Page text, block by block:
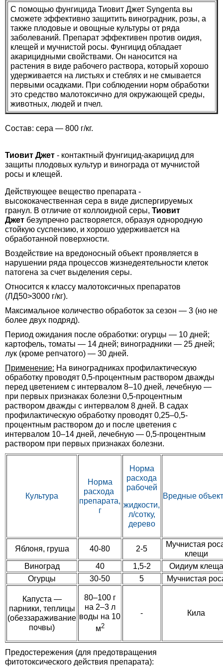
С помощью фунгицида Тиовит Джет Syngenta вы
сможете эффективно защитить виноградник, розы, а
также плодовые и овощные культуры от ряда
заболеваний. Препарат эффективен против оидия,
клещей и мучнистой росы. Фунгицид обладает
акарицидными свойствами. Он наносится на
растения в виде рабочего раствора, который хорошо
удерживается на листьях и стеблях и не смывается
первыми осадками. При соблюдении норм обработки
это средство малотоксично для окружающей среды,
животных, людей и пчел.
Состав: сера — 800 г/кг.
Тиовит Джет - контактный фунгицид-акарицид для
защиты плодовых культур и винограда от мучнистой
росы и клещей.
Действующее вещество препарата -
высококачественная сера в виде диспергируемых
гранул. В отличие от коллоидной серы, Тиовит
Джет безупречно растворяется, образуя однородную
стойкую суспензию, и хорошо удерживается на
обработанной поверхности.
Воздействие на вредоносный объект проявляется в
нарушении ряда процессов жизнедеятельности клеток
патогена за счет выделения серы.
Относится к классу малотоксичных препаратов
(ЛД50>3000 г/кг).
Максимальное количество обработок за сезон — 3 (но не
более двух подряд).
Период ожидания после обработки: огурцы — 10 дней;
картофель, томаты — 14 дней; виноградники — 25 дней;
лук (кроме репчатого) — 30 дней.
Применение: На виноградниках профилактическую
обработку проводят 0,5-процентным раствором дважды
перед цветением с интервалом 8–10 дней, лечебную —
при первых признаках болезни 0,5-процентным
раствором дважды с интервалом 8 дней. В садах
профилактическую обработку проводят 0,25–0,5-
процентным раствором до и после цветения с
интервалом 10–14 дней, лечебную — 0,5-процентным
раствором при первых признаках болезни.
Культура
Норма
расхода
препарата,
г
Норма
расхода
рабочей
жидкости,
л/сотку,
дерево
Вредные
Яблоня, груша 40-80 2-5
Мучнистая
клещи
Виноград
40 1,5-2
Оидиум клеща
Огурцы
30-50 5 Мучнистая
Капуста —
парники, теплицы
(обеззараживание
почвы)
80–100 г
на 2–3 л
воды на 10
м2
- Кила
Предостережения (для предотвращения
фитотоксического действия препарата):